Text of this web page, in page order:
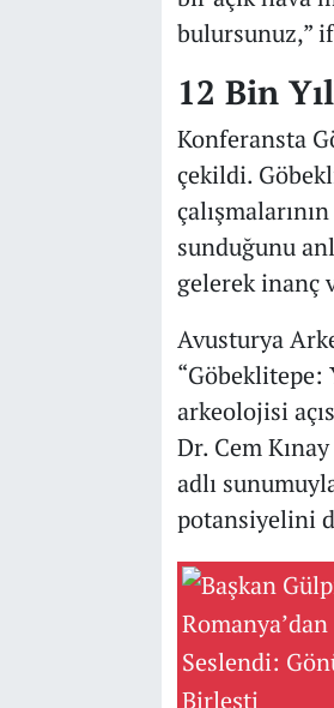
bulursunuz,”
12 Bin
Konferansta
çekildi.
sunduğunu
gelerek inanç
Avusturya
“Göbeklitepe:
arkeolojisi
Dr. Cem
adlı
potansiyelini